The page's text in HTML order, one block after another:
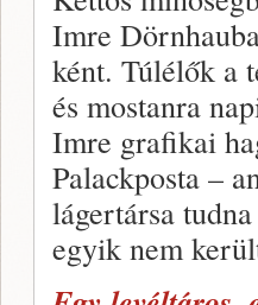
Imre
ként. Túlélők a
és mostanra
Imre grafikai
Palackposta –
lágertársa
egyik nem